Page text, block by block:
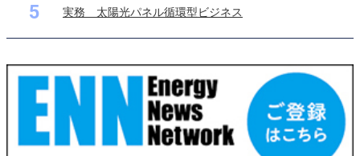
5 実務 太陽光パネル循環型ビジネス